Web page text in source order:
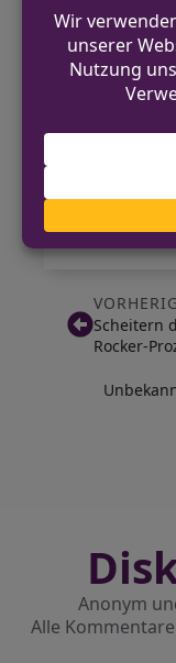
in seinem
Menschen
das Baden
kündigt
Scheitern
Rocker-
Anonym
Alle